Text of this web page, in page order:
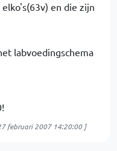
en die zijn
labvoedingschema
februari 2007 14:20:00]